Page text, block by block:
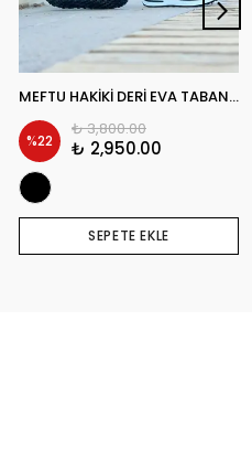
MEFTU HAKİKİ DERİ EVA TABAN GÜNLÜK ERKEK AYAKKABI
%22
₺ 3,800.00
₺ 2,950.00
SEPETE EKLE